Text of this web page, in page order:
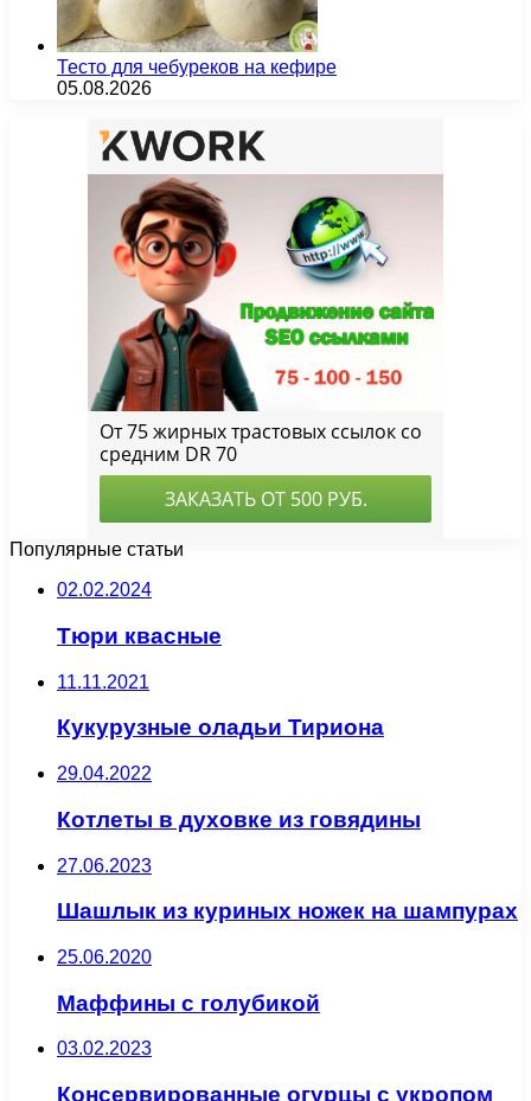
Тесто для чебуреков на кефире
05.08.2026
Популярные статьи
02.02.2024
Тюри квасные
11.11.2021
Кукурузные оладьи Тириона
29.04.2022
Котлеты в духовке из говядины
27.06.2023
Шашлык из куриных ножек на шампурах
25.06.2020
Маффины с голубикой
03.02.2023
Консервированные огурцы с укропом